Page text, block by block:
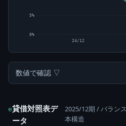
0%
5%
24/12
数値で確認 ▽
e貸借対照表デ
ータ
2025/12期 / バラン
本構造